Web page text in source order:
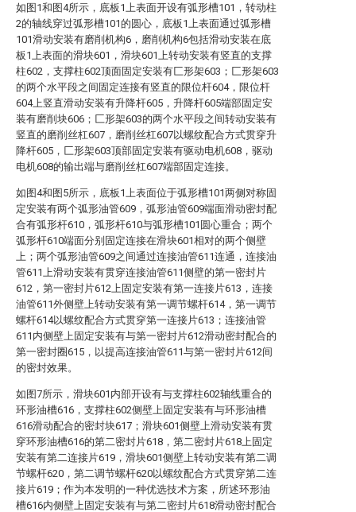
如图1和图4所示，底板1上表面开设有弧形槽101，转动柱
2的轴线穿过弧形槽101的圆心，底板1上表面通过弧形槽
101滑动安装有磨削机构6，磨削机构6包括滑动安装在底
板1上表面的滑块601，滑块601上转动安装有竖直的支撑
柱602，支撑柱602顶面固定安装有匚形架603；匚形架603
的两个水平段之间固定连接有竖直的限位杆604，限位杆
604上竖直滑动安装有升降杆605，升降杆605端部固定安
装有磨削块606；匚形架603的两个水平段之间转动安装有
竖直的磨削丝杠607，磨削丝杠607以螺纹配合方式贯穿升
降杆605，匚形架603顶部固定安装有驱动电机608，驱动
电机608的输出端与磨削丝杠607端部固定连接。
如图4和图5所示，底板1上表面位于弧形槽101两侧对称固
定安装有两个弧形油管609，弧形油管609端面滑动密封配
合有弧形杆610，弧形杆610与弧形槽101圆心重合；两个
弧形杆610端面分别固定连接在滑块601相对的两个侧壁
上；两个弧形油管609之间通过连接油管611连通，连接油
管611上滑动安装有贯穿连接油管611侧壁的第一密封片
612，第一密封片612上固定安装有第一连接片613，连接
油管611外侧壁上转动安装有第一调节螺杆614，第一调节
螺杆614以螺纹配合方式贯穿第一连接片613；连接油管
611内侧壁上固定安装有与第一密封片612滑动密封配合的
第一密封圈615，以提高连接油管611与第一密封片612间
的密封效果。
如图7所示，滑块601内部开设有与支撑柱602轴线重合的
环形油槽616，支撑柱602侧壁上固定安装有与环形油槽
616滑动配合的密封块617；滑块601侧壁上滑动安装有贯
穿环形油槽616的第二密封片618，第二密封片618上固定
安装有第二连接片619，滑块601侧壁上转动安装有第二调
节螺杆620，第二调节螺杆620以螺纹配合方式贯穿第二连
接片619；作为本发明的一种优选技术方案，所述环形油
槽616内侧壁上固定安装有与第二密封片618滑动密封配合